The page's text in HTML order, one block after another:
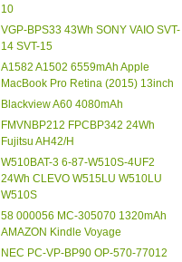
10
VGP-BPS33 43Wh SONY VAIO SVT-
14 SVT-15
A1582 A1502 6559mAh Apple
MacBook Pro Retina (2015) 13inch
Blackview A60 4080mAh
FMVNBP212 FPCBP342 24Wh
Fujitsu AH42/H
W510BAT-3 6-87-W510S-4UF2
24Wh CLEVO W515LU W510LU
W510S
58 000056 MC-305070 1320mAh
AMAZON Kindle Voyage
NEC PC-VP-BP90 OP-570-77012